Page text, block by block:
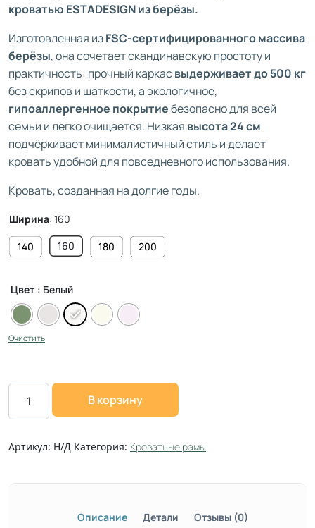
кроватью ESTADESIGN из берёзы.
Изготовленная изFSC-сертифицированного массива
берёзы, она сочетает скандинавскую простоту и
практичность: прочный каркас выдерживает до 500 кг
без скрипов и шаткости, а экологичное,
гипоаллергенное покрытиебезопасно для всей
семьи и легко очищается. Низкая высота 24 см
подчёркивает минималистичный стиль и делает
кровать удобной для повседневного использования.
Кровать, созданная на долгие годы.
Ширина: 160
140 160 180 200
Цвет : Белый
Очистить
В корзину
Артикул: Н/Д Категория: Кроватные рамы
Описание Детали Отзывы (0)